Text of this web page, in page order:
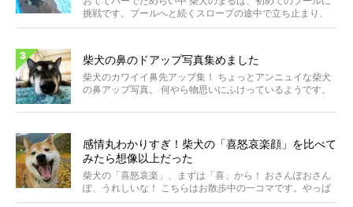
挑戦です。プールへと続くスロープの途中で立ち止まり、
前足...
柴犬の鼻のドアップ写真集めました
柴犬のカワイイ鼻先アップ集！ ちょっとアンニュイな柴犬
の鼻アップ写真。 何やら物思いにふけっているようです。
感情丸わかりすぎ！柴犬の「喜怒哀楽顔」を比べて
みたら想像以上だった
柴犬の「喜怒哀楽」、まずは「喜」から！ おさんぽおさん
ぽ、うれしいな！ こちらはお散歩中の一コマです。やっぱ
り...